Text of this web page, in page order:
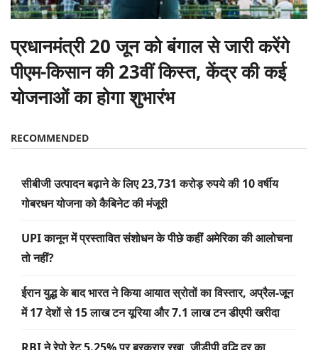
प्रधानमंत्री 20 जून को बंगाल से जारी करेंगे
पीएम-किसान की 23वीं किस्त, केंद्र की कई
योजनाओं का होगा शुभारंभ
RECOMMENDED
सीबीजी उत्पादन बढ़ाने के लिए 23,731 करोड़ रुपये की 10 वर्षीय
गोबरधन योजना को कैबिनेट की मंजूरी
UPI कानून में प्रस्तावित संशोधन के पीछे कहीं अमेरिका की आलोचना
तो नहीं?
ईरान युद्ध के बाद भारत ने किया आयात स्रोतों का विस्तार, अप्रैल-जून
में 17 देशों से 15 लाख टन यूरिया और 7.1 लाख टन डीएपी खरीदा